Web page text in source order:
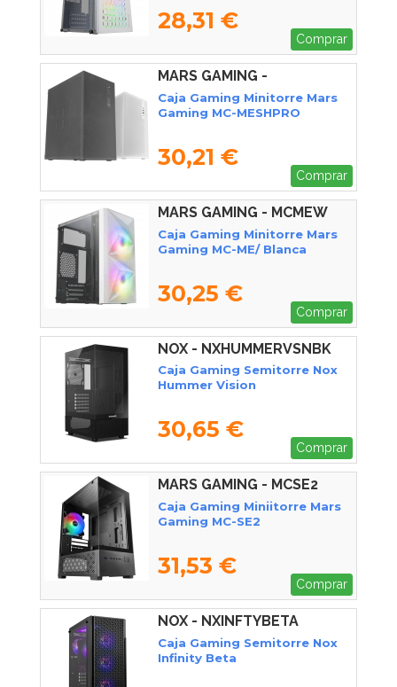
28,31 €
Comprar
MARS GAMING -
MCMESHPRO
Caja Gaming Minitorre Mars
Gaming MC-MESHPRO
30,21 €
Comprar
MARS GAMING - MCMEW
Caja Gaming Minitorre Mars
Gaming MC-ME/ Blanca
30,25 €
Comprar
NOX - NXHUMMERVSNBK
Caja Gaming Semitorre Nox
Hummer Vision
30,65 €
Comprar
MARS GAMING - MCSE2
Caja Gaming Miniitorre Mars
Gaming MC-SE2
31,53 €
Comprar
NOX - NXINFTYBETA
Caja Gaming Semitorre Nox
Infinity Beta